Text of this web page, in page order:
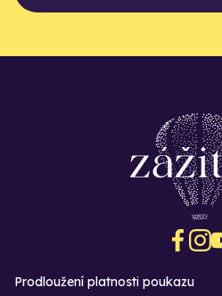
Prodloužení platnosti poukazu